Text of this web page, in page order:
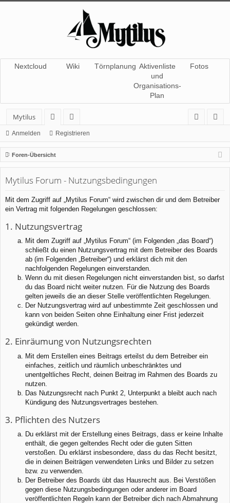
Nextcloud Wiki Törnplanung Aktivenliste
und
Organisations-
Plan
Fotos
Mytilus
or
en
itg
lie
de
r
m
el
n
ist
rie
n
Anmelden Registrieren
Foren-Übersicht
Mytilus Forum - Nutzungsbedingungen
Mit dem Zugriff auf „Mytilus Forum“ wird zwischen dir und dem Betreiber
ein Vertrag mit folgenden Regelungen geschlossen:
1. Nutzungsvertrag
Mit dem Zugriff auf „Mytilus Forum“ (im Folgenden „das Board“)
schließt du einen Nutzungsvertrag mit dem Betreiber des Boards
ab (im Folgenden „Betreiber“) und erklärst dich mit den
nachfolgenden Regelungen einverstanden.
Wenn du mit diesen Regelungen nicht einverstanden bist, so darfst
du das Board nicht weiter nutzen. Für die Nutzung des Boards
gelten jeweils die an dieser Stelle veröffentlichten Regelungen.
Der Nutzungsvertrag wird auf unbestimmte Zeit geschlossen und
kann von beiden Seiten ohne Einhaltung einer Frist jederzeit
gekündigt werden.
2. Einräumung von Nutzungsrechten
Mit dem Erstellen eines Beitrags erteilst du dem Betreiber ein
einfaches, zeitlich und räumlich unbeschränktes und
unentgeltliches Recht, deinen Beitrag im Rahmen des Boards zu
nutzen.
Das Nutzungsrecht nach Punkt 2, Unterpunkt a bleibt auch nach
Kündigung des Nutzungsvertrages bestehen.
3. Pflichten des Nutzers
Du erklärst mit der Erstellung eines Beitrags, dass er keine Inhalte
enthält, die gegen geltendes Recht oder die guten Sitten
verstoßen. Du erklärst insbesondere, dass du das Recht besitzt,
die in deinen Beiträgen verwendeten Links und Bilder zu setzen
bzw. zu verwenden.
Der Betreiber des Boards übt das Hausrecht aus. Bei Verstößen
gegen diese Nutzungsbedingungen oder anderer im Board
veröffentlichten Regeln kann der Betreiber dich nach Abmahnung